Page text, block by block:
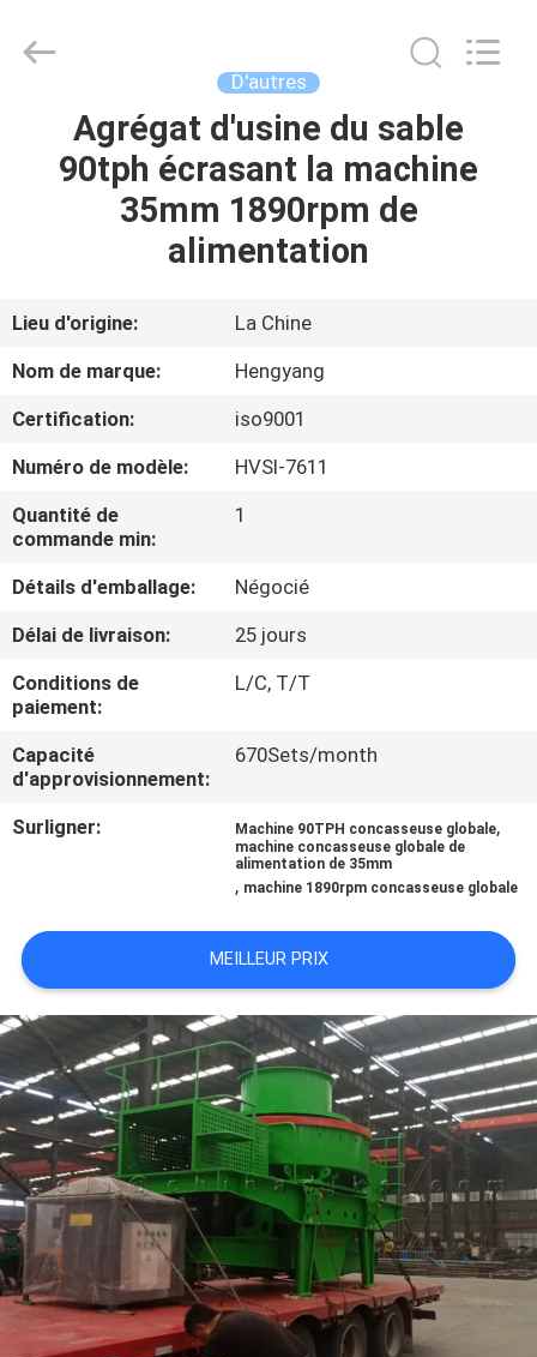
MAISON
PRODUITS
SUJET
DE
NOUS
VISITE
D'USINE
CONTRÔLE
DE
QUALITÉ
CONTACTEZ-
NOUS
CAS
PLAN
DU
SITE
POLITIQUE
DE
CONFIDENTIALITÉ
Zhengzhou
Hengyang
D'autres
Agrégat d'usine du sable
90tph écrasant la machine
35mm 1890rpm de
alimentation
Lieu d'origine:
La Chine
Nom de marque:
Hengyang
Certification:
iso9001
Numéro de modèle:
HVSI-7611
Quantité de
commande min:
1
Détails d'emballage:
Négocié
Délai de livraison:
25 jours
Conditions de
paiement:
L/C, T/T
Capacité
d'approvisionnement:
670Sets/month
Surligner: Machine 90TPH concasseuse globale,
machine concasseuse globale de
alimentation de 35mm
, machine 1890rpm concasseuse globale
MEILLEUR PRIX